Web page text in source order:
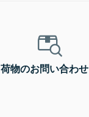
荷物のお問い合わせ